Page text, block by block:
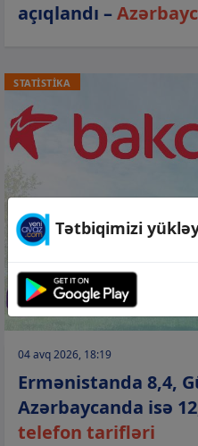
açıqlandı –
STATİSTİKA
04 avq 2026, 18:19
Ermənistanda 8,4,
Azərbaycanda isə
telefon tarifləri
Tətbiqimizi